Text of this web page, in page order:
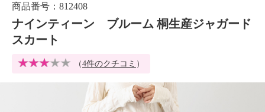
商品番号：812408
ナインティーン ブルーム 桐生産ジャガード
スカート
（4件のクチコミ ）